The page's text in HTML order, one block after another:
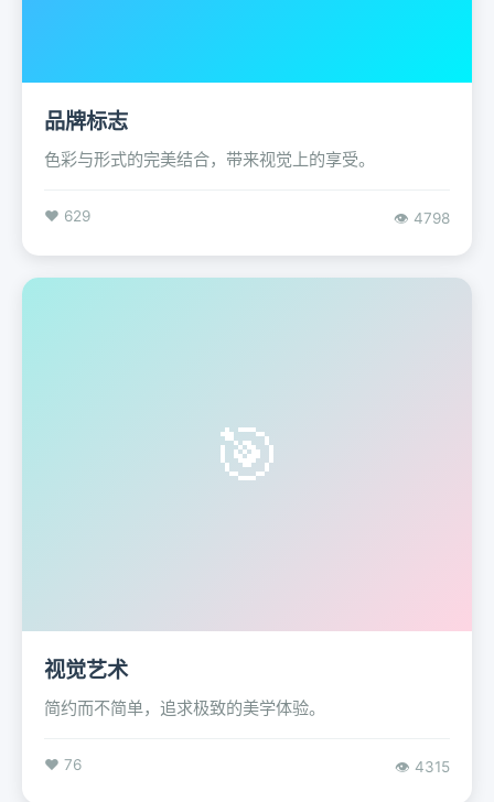
品牌标志
色彩与形式的完美结合，带来视觉上的享受。
❤️ 629 👁️ 4798
🎯
视觉艺术
简约而不简单，追求极致的美学体验。
❤️ 76 👁️ 4315